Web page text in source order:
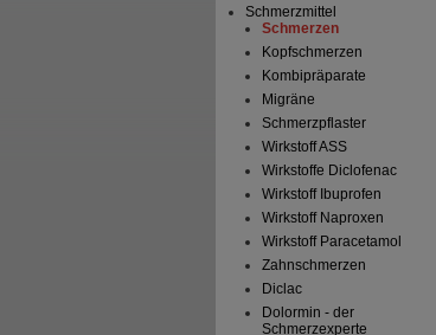
Schmerzmittel
Schmerzen
Kopfschmerzen
Kombipräparate
Migräne
Schmerzpflaster
Wirkstoff ASS
Wirkstoffe Diclofenac
Wirkstoff Ibuprofen
Wirkstoff Naproxen
Wirkstoff Paracetamol
Zahnschmerzen
Diclac
Dolormin - der
Schmerzexperte